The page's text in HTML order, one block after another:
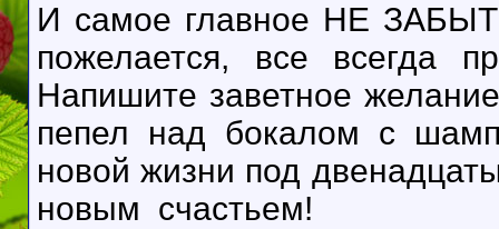
И самое главное НЕ
пожелается, все всегда
Напишите заветное
пепел над бокалом с
новой жизни под
новым счастьем!